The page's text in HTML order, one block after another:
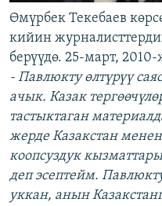
Өмүрбек Текебаев
кийин
берүүдө. 25-март,
- Павлюкту өлтүрүү
ачык. Казак
тастыктаган
жерде Казакстан
коопсуздук
деп эсептейм.
уккан, анын